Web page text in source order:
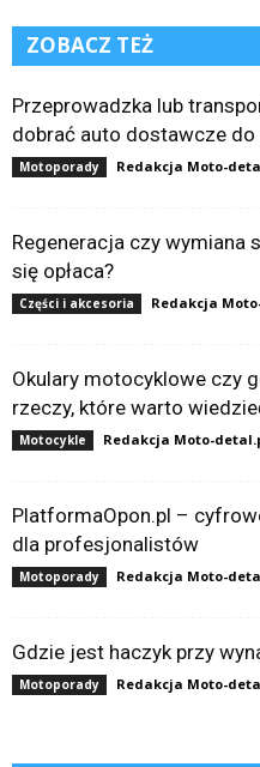
ZOBACZ TEŻ
Przeprowadzka lub
dobrać auto dostawcze do
Motoporady Redakcja Moto-
Regeneracja czy wymiana
się opłaca?
Części i akcesoria Redakcja
Okulary motocyklowe czy
rzeczy, które warto
Motocykle Redakcja Moto-
PlatformaOpon.pl –
dla profesjonalistów
Motoporady Redakcja Moto-
Gdzie jest haczyk przy
Motoporady Redakcja Moto-